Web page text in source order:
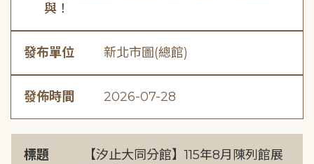
與！
發布單位 新北市圖(總館)
發佈時間 2026-07-28
標題
【汐止大同分館】115年8月陳列館展